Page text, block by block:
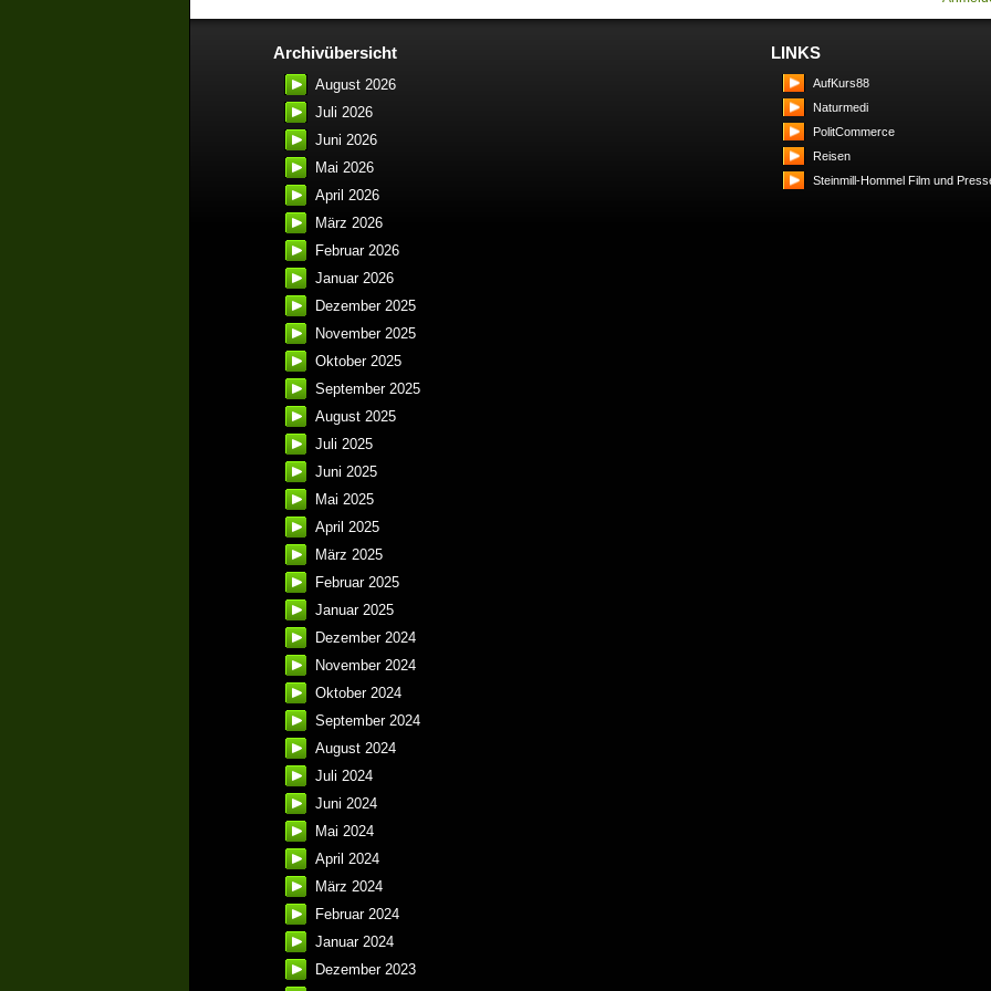
Archivübersicht
August 2026
Juli 2026
Juni 2026
Mai 2026
April 2026
März 2026
Februar 2026
Januar 2026
Dezember 2025
November 2025
Oktober 2025
September 2025
August 2025
Juli 2025
Juni 2025
Mai 2025
April 2025
März 2025
Februar 2025
Januar 2025
Dezember 2024
November 2024
Oktober 2024
September 2024
August 2024
Juli 2024
Juni 2024
Mai 2024
April 2024
März 2024
Februar 2024
Januar 2024
Dezember 2023
LINKS
AufKurs88
Naturmedi
PolitCommerce
Reisen
Steinmill-Hommel Film und